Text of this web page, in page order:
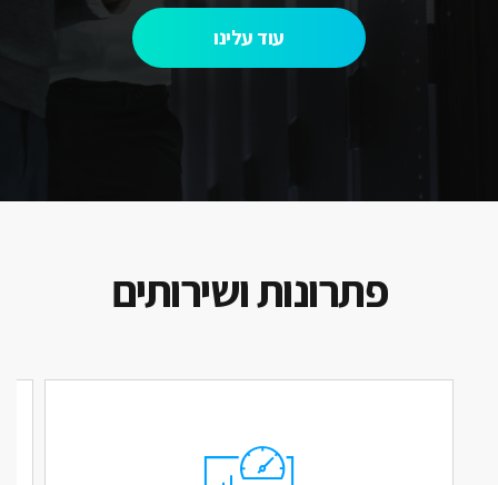
עוד עלינו
פתרונות ושירותים